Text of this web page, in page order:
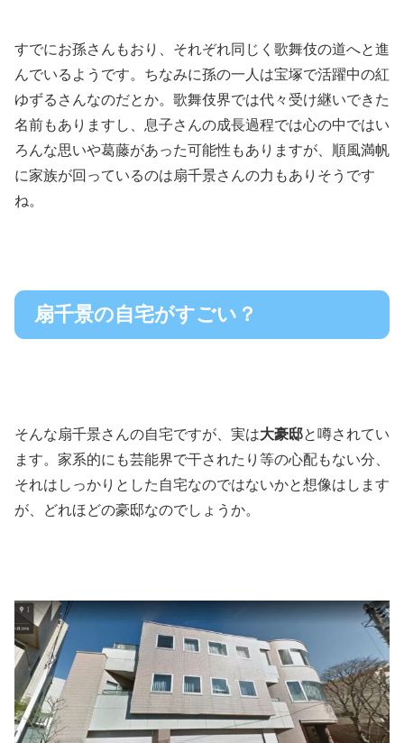
すでにお孫さんもおり、それぞれ同じく歌舞伎の道へと進
んでいるようです。ちなみに孫の一人は宝塚で活躍中の紅
ゆずるさんなのだとか。歌舞伎界では代々受け継いできた
名前もありますし、息子さんの成長過程では心の中ではい
ろんな思いや葛藤があった可能性もありますが、順風満帆
に家族が回っているのは扇千景さんの力もありそうです
ね。
扇千景の自宅がすごい？
そんな扇千景さんの自宅ですが、実は大豪邸と噂されてい
ます。家系的にも芸能界で干されたり等の心配もない分、
それはしっかりとした自宅なのではないかと想像はします
が、どれほどの豪邸なのでしょうか。